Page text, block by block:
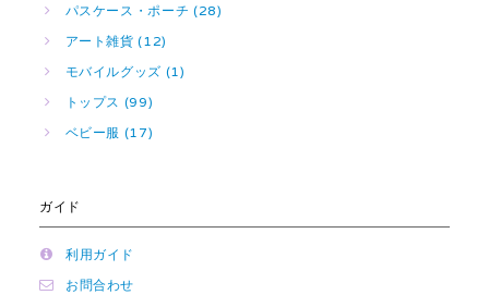
パスケース・ポーチ (28)
アート雑貨 (12)
モバイルグッズ (1)
トップス (99)
ベビー服 (17)
ガイド
利用ガイド
お問合わせ